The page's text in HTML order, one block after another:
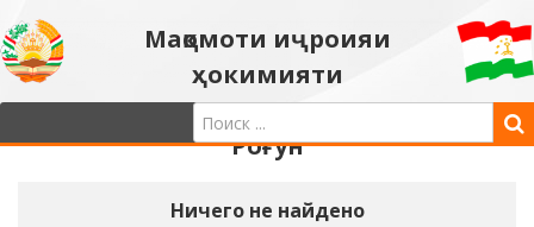
Мақомоти иҷроияи
ҳокимияти
давлатии шаҳри
Роғун
Ничего не найдено